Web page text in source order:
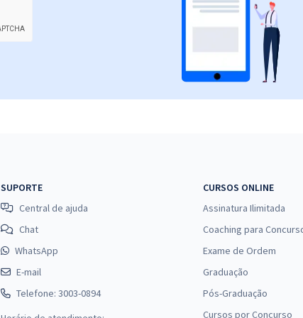
SUPORTE
Central de ajuda
Chat
WhatsApp
E-mail
Telefone: 3003-0894
CURSOS ONLINE
Assinatura Ilimitada
Coaching para
Exame de Ordem
Graduação
Pós-Graduação
Cursos por Concurso